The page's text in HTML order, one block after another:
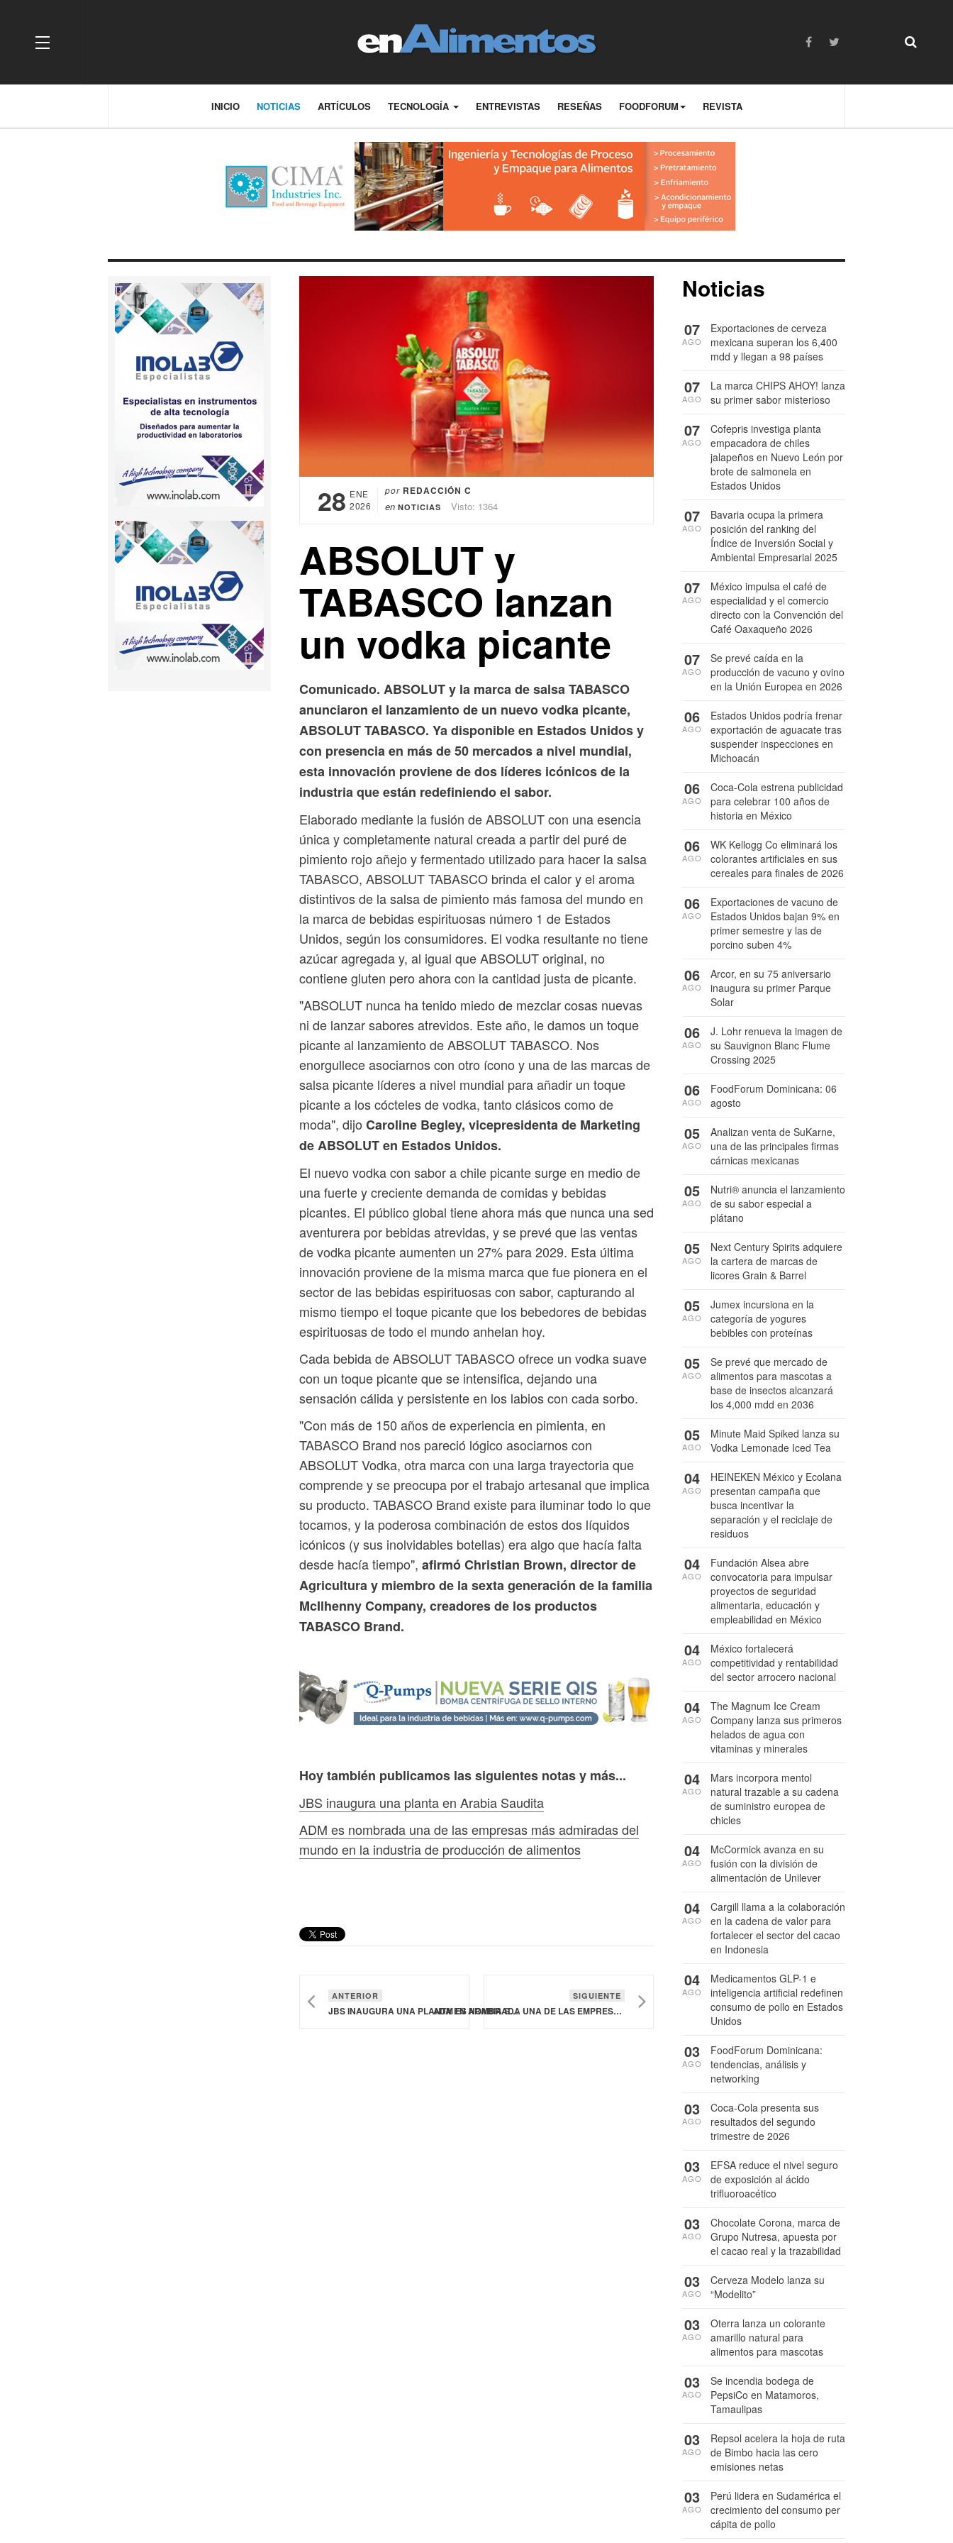
OFF CANVAS
INICIO NOTICIAS ARTÍCULOS TECNOLOGÍA ENTREVISTAS RESEÑAS FOODFORUM REVISTA
28 ENE
2026
por REDACCIÓN C
en NOTICIAS Visto: 1364
ABSOLUT y
TABASCO lanzan
un vodka picante
Comunicado. ABSOLUT y la marca de salsa TABASCO
anunciaron el lanzamiento de un nuevo vodka picante,
ABSOLUT TABASCO. Ya disponible en Estados Unidos y
con presencia en más de 50 mercados a nivel mundial,
esta innovación proviene de dos líderes icónicos de la
industria que están redefiniendo el sabor.
Elaborado mediante la fusión de ABSOLUT con una esencia
única y completamente natural creada a partir del puré de
pimiento rojo añejo y fermentado utilizado para hacer la salsa
TABASCO, ABSOLUT TABASCO brinda el calor y el aroma
distintivos de la salsa de pimiento más famosa del mundo en
la marca de bebidas espirituosas número 1 de Estados
Unidos, según los consumidores. El vodka resultante no tiene
azúcar agregada y, al igual que ABSOLUT original, no
contiene gluten pero ahora con la cantidad justa de picante.
"ABSOLUT nunca ha tenido miedo de mezclar cosas nuevas
ni de lanzar sabores atrevidos. Este año, le damos un toque
picante al lanzamiento de ABSOLUT TABASCO. Nos
enorgullece asociarnos con otro ícono y una de las marcas de
salsa picante líderes a nivel mundial para añadir un toque
picante a los cócteles de vodka, tanto clásicos como de
moda", dijo Caroline Begley, vicepresidenta de Marketing
de ABSOLUT en Estados Unidos.
El nuevo vodka con sabor a chile picante surge en medio de
una fuerte y creciente demanda de comidas y bebidas
picantes. El público global tiene ahora más que nunca una sed
aventurera por bebidas atrevidas, y se prevé que las ventas
de vodka picante aumenten un 27% para 2029. Esta última
innovación proviene de la misma marca que fue pionera en el
sector de las bebidas espirituosas con sabor, capturando al
mismo tiempo el toque picante que los bebedores de bebidas
espirituosas de todo el mundo anhelan hoy.
Cada bebida de ABSOLUT TABASCO ofrece un vodka suave
con un toque picante que se intensifica, dejando una
sensación cálida y persistente en los labios con cada sorbo.
"Con más de 150 años de experiencia en pimienta, en
TABASCO Brand nos pareció lógico asociarnos con
ABSOLUT Vodka, otra marca con una larga trayectoria que
comprende y se preocupa por el trabajo artesanal que implica
su producto. TABASCO Brand existe para iluminar todo lo que
tocamos, y la poderosa combinación de estos dos líquidos
icónicos (y sus inolvidables botellas) era algo que hacía falta
desde hacía tiempo", afirmó Christian Brown, director de
Agricultura y miembro de la sexta generación de la familia
McIlhenny Company, creadores de los productos
TABASCO Brand.
Hoy también publicamos las siguientes notas y más...
JBS inaugura una planta en Arabia Saudita
ADM es nombrada una de las empresas más admiradas del
mundo en la industria de producción de alimentos
ANTERIOR
JBS INAUGURA UNA PLANTA EN ARABIA SAUDITA
SIGUIENTE
ADM ES NOMBRADA UNA DE LAS EMPRESAS MÁS ADMIRADAS DEL MUNDO EN LA INDUSTRIA DE PRODUCCIÓN DE ALIMENTOS
Noticias
Exportaciones de cerveza
mexicana superan los 6,400
mdd y llegan a 98 países
07
AGO
La marca CHIPS AHOY! lanza
su primer sabor misterioso
07
AGO
Cofepris investiga planta
empacadora de chiles
jalapeños en Nuevo León por
brote de salmonela en
Estados Unidos
07
AGO
Bavaria ocupa la primera
posición del ranking del
Índice de Inversión Social y
Ambiental Empresarial 2025
07
AGO
México impulsa el café de
especialidad y el comercio
directo con la Convención del
Café Oaxaqueño 2026
07
AGO
Se prevé caída en la
producción de vacuno y ovino
en la Unión Europea en 2026
07
AGO
Estados Unidos podría frenar
exportación de aguacate tras
suspender inspecciones en
Michoacán
06
AGO
Coca-Cola estrena publicidad
para celebrar 100 años de
historia en México
06
AGO
WK Kellogg Co eliminará los
colorantes artificiales en sus
cereales para finales de 2026
06
AGO
Exportaciones de vacuno de
Estados Unidos bajan 9% en
primer semestre y las de
porcino suben 4%
06
AGO
Arcor, en su 75 aniversario
inaugura su primer Parque
Solar
06
AGO
J. Lohr renueva la imagen de
su Sauvignon Blanc Flume
Crossing 2025
06
AGO
FoodForum Dominicana: 06
agosto
06
AGO
Analizan venta de SuKarne,
una de las principales firmas
cárnicas mexicanas
05
AGO
Nutri® anuncia el lanzamiento
de su sabor especial a
plátano
05
AGO
Next Century Spirits adquiere
la cartera de marcas de
licores Grain & Barrel
05
AGO
Jumex incursiona en la
categoría de yogures
bebibles con proteínas
05
AGO
Se prevé que mercado de
alimentos para mascotas a
base de insectos alcanzará
los 4,000 mdd en 2036
05
AGO
Minute Maid Spiked lanza su
Vodka Lemonade Iced Tea
05
AGO
HEINEKEN México y Ecolana
presentan campaña que
busca incentivar la
separación y el reciclaje de
residuos
04
AGO
Fundación Alsea abre
convocatoria para impulsar
proyectos de seguridad
alimentaria, educación y
empleabilidad en México
04
AGO
México fortalecerá
competitividad y rentabilidad
del sector arrocero nacional
04
AGO
The Magnum Ice Cream
Company lanza sus primeros
helados de agua con
vitaminas y minerales
04
AGO
Mars incorpora mentol
natural trazable a su cadena
de suministro europea de
chicles
04
AGO
McCormick avanza en su
fusión con la división de
alimentación de Unilever
04
AGO
Cargill llama a la colaboración
en la cadena de valor para
fortalecer el sector del cacao
en Indonesia
04
AGO
Medicamentos GLP-1 e
inteligencia artificial redefinen
consumo de pollo en Estados
Unidos
04
AGO
FoodForum Dominicana:
tendencias, análisis y
networking
03
AGO
Coca-Cola presenta sus
resultados del segundo
trimestre de 2026
03
AGO
EFSA reduce el nivel seguro
de exposición al ácido
trifluoroacético
03
AGO
Chocolate Corona, marca de
Grupo Nutresa, apuesta por
el cacao real y la trazabilidad
03
AGO
Cerveza Modelo lanza su
“Modelito”
03
AGO
Oterra lanza un colorante
amarillo natural para
alimentos para mascotas
03
AGO
Se incendia bodega de
PepsiCo en Matamoros,
Tamaulipas
03
AGO
Repsol acelera la hoja de ruta
de Bimbo hacia las cero
emisiones netas
03
AGO
Perú lidera en Sudamérica el
crecimiento del consumo per
cápita de pollo
03
AGO